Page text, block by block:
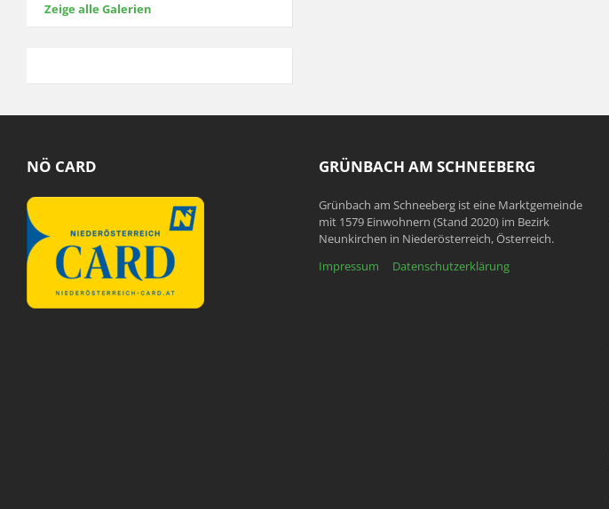
Zeige alle Galerien
NÖ CARD GRÜNBACH AM SCHNEEBERG
Grünbach am Schneeberg ist eine Marktgemeinde
mit 1579 Einwohnern (Stand 2020) im Bezirk
Neunkirchen in Niederösterreich, Österreich.
Impressum
Datenschutzerklärung